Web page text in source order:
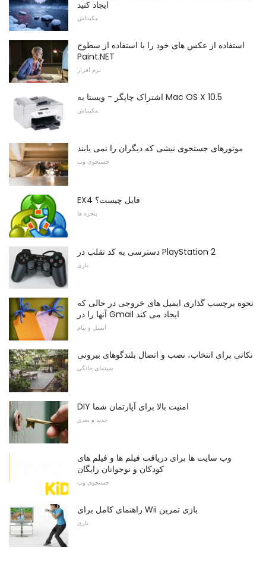
ایجاد کنید
مکینتاش
استفاده از عکس های خود را با استفاده از سطوح
Paint.NET
نرم افزار
اشتراک چاپگر - ویستا به Mac OS X 10.5
مکینتاش
موتورهای جستجوی نیشی که دیگران را نمی یابند
جستجوی وب
EX4 فایل چیست؟
پنجره ها
دسترسی به کد تقلب در PlayStation 2
بازی
نحوه برچسب گذاری ایمیل های خروجی در حالی که
آنها را در Gmail ایجاد می کند
ایمیل و پیام
نکاتی برای انتخاب، نصب و اتصال بلندگوهای بیرونی
سینمای خانگی
DIY امنیت بالا برای آپارتمان شما
جدید و بعدی
وب سایت ها برای دریافت فیلم ها و فیلم های
کودکان و نوجوانان رایگان
جستجوی وب
راهنمای کامل برای Wii بازی تمرین
بازی